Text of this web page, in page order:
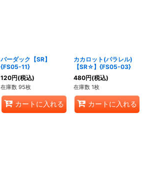
バーダック【SR】
{FS05-11}
120円(税込)
在庫数 95枚
カートに入れる
カカロット(パラレル)
【SR☆】{FS05-03}
480円(税込)
在庫数 1枚
カートに入れる